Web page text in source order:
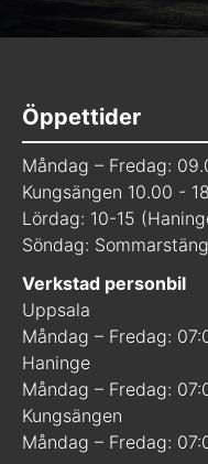
Öppettider
Måndag – Fredag:
Kungsängen 10.00 -
Lördag: 10-15
Söndag:
Verkstad personbil
Uppsala
Måndag – Fredag:
Haninge
Måndag – Fredag:
Kungsängen
Måndag – Fredag: